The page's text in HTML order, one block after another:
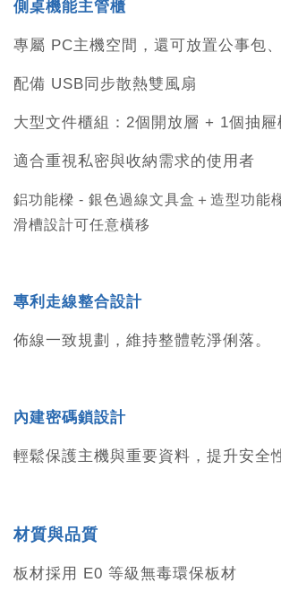
側桌機能主管櫃
專屬 PC主機空間，還可放置公事包
配備 USB同步散熱雙風扇
大型文件櫃組：2個開放層 + 1個抽屜
適合重視私密與收納需求的使用者
鋁功能樑 - 銀色過線文具盒 ＋ 造型功能
滑槽設計可任意橫移
專利走線整合設計
佈線一致規劃，維持整體乾淨俐落。
內建密碼鎖設計
輕鬆保護主機與重要資料，提升安全
材質與品質
板材採用 E0 等級無毒環保板材